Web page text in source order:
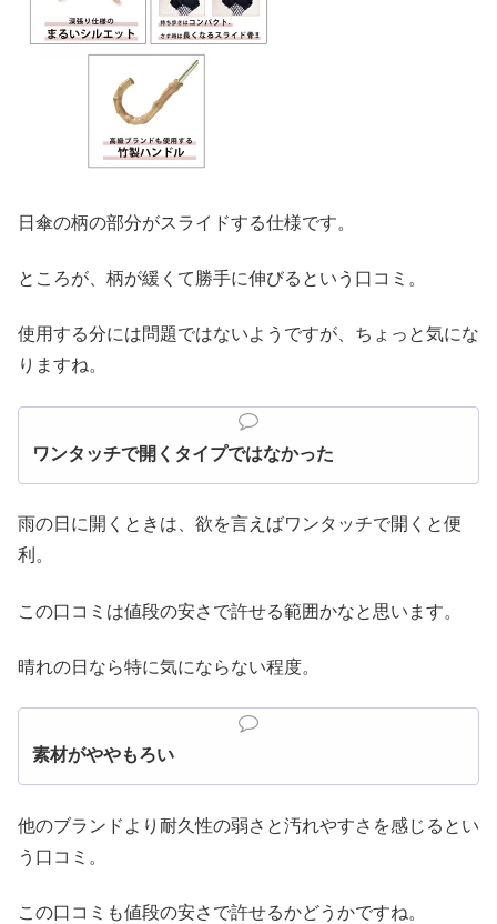
日傘の柄の部分がスライドする仕様です。
ところが、柄が緩くて勝手に伸びるという口コミ。
使用する分には問題ではないようですが、ちょっと気にな
りますね。
ワンタッチで開くタイプではなかった
雨の日に開くときは、欲を言えばワンタッチで開くと便
利。
この口コミは値段の安さで許せる範囲かなと思います。
晴れの日なら特に気にならない程度。
素材がややもろい
他のブランドより耐久性の弱さと汚れやすさを感じるとい
う口コミ。
この口コミも値段の安さで許せるかどうかですね。